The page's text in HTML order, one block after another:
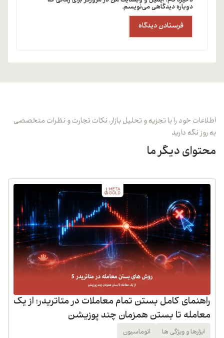
دوباره دیدگاهی می‌نویسم.
اطلاعات خود را با تجزیه و تحلیل بازار، نکات تجارت و نظرات متخصصی
به روز نگه دارید
محتوای دیگر ما
راهنمای کامل بستن تمام معاملات در متاتریدر؛ از یک
معامله تا بستن همزمان چند پوزیشن
ابزارها و ویژگی ها اتوماسیون